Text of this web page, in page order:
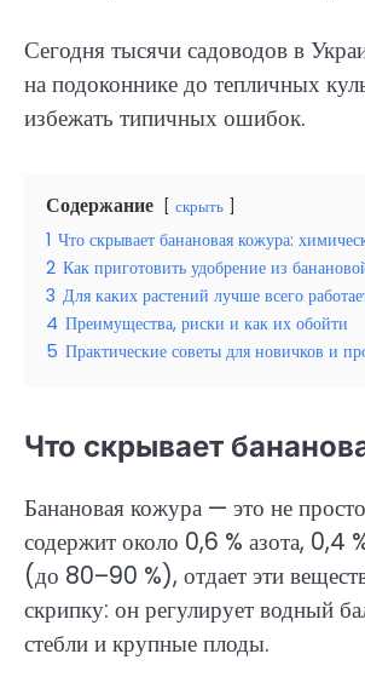
Сегодня тысячи садоводов в
на подоконнике до тепличных
избежать типичных ошибок.
Содержание скрыть
1 Что скрывает банановая кожура:
2 Как приготовить удобрение из
3 Для каких растений лучше всего
4 Преимущества, риски и как их обойти
5 Практические советы для новичков и
Что скрывает
Банановая кожура — это не
содержит около 0,6 % азота, 0,4
(до 80–90 %), отдает эти
скрипку: он регулирует водный
стебли и крупные плоды.